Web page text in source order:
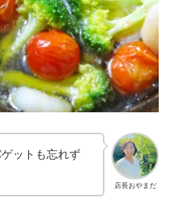
店長おやまだ
ットも忘れず